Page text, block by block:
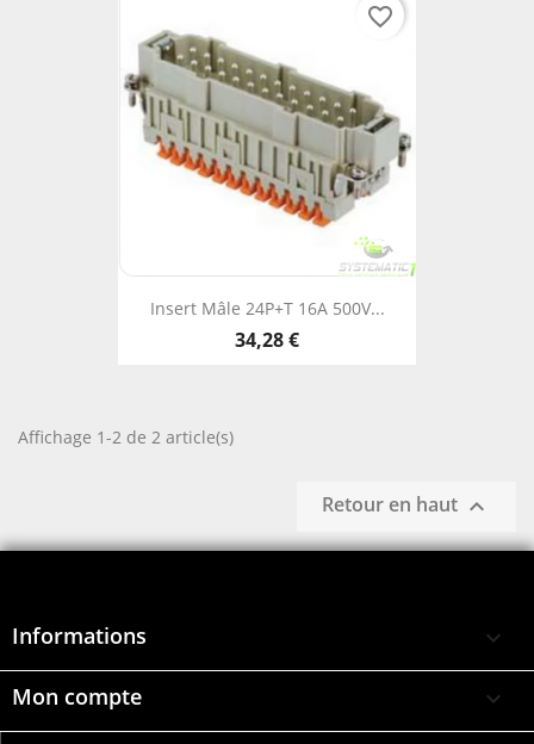
Insert Mâle 24P+T 16A 500V...
34,28 €
favorite_border
Affichage 1-2 de 2 article(s)
Retour en haut 
Informations 
Mon compte 